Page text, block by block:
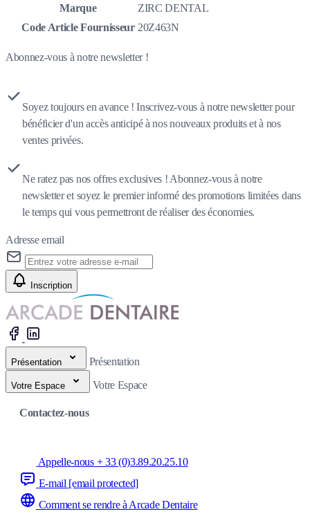
Marque
ZIRC DENTAL
Code Article Fournisseur 20Z463N
Abonnez-vous à notre newsletter !
Soyez toujours en avance ! Inscrivez-vous à notre newsletter pour
bénéficier d'un accès anticipé à nos nouveaux produits et à nos
ventes privées.
Ne ratez pas nos offres exclusives ! Abonnez-vous à notre
newsletter et soyez le premier informé des promotions limitées dans
le temps qui vous permettront de réaliser des économies.
Adresse email
Inscription
Présentation Présentation
Votre Espace Votre Espace
Contactez-nous
Appelle-nous + 33 (0)3.89.20.25.10
E-mail [email protected]
Comment se rendre à Arcade Dentaire